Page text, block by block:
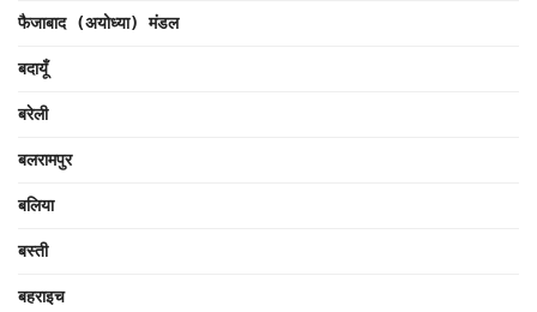
फैजाबाद (अयोध्या) मंडल
बदायूँ
बरेली
बलरामपुर
बलिया
बस्ती
बहराइच